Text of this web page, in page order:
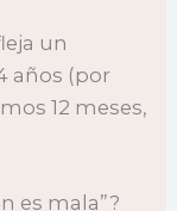
un
años (por
12 meses,
es mala”?